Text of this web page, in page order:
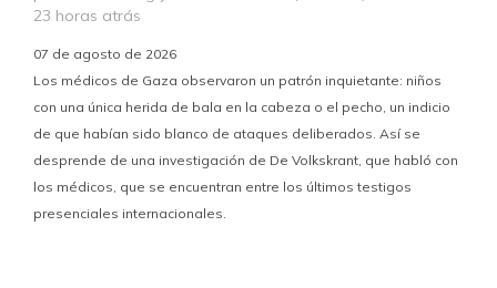
23 horas atrás
07 de agosto de 2026
Los médicos de Gaza observaron un patrón inquietante: niños
con una única herida de bala en la cabeza o el pecho, un indicio
de que habían sido blanco de ataques deliberados. Así se
desprende de una investigación de De Volkskrant, que habló con
los médicos, que se encuentran entre los últimos testigos
presenciales internacionales.